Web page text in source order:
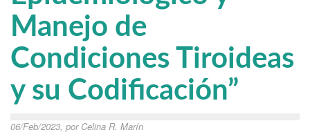
Manejo de
Condiciones Tiroideas
y su Codificación”
06/Feb/2023, por Celina R. Marín